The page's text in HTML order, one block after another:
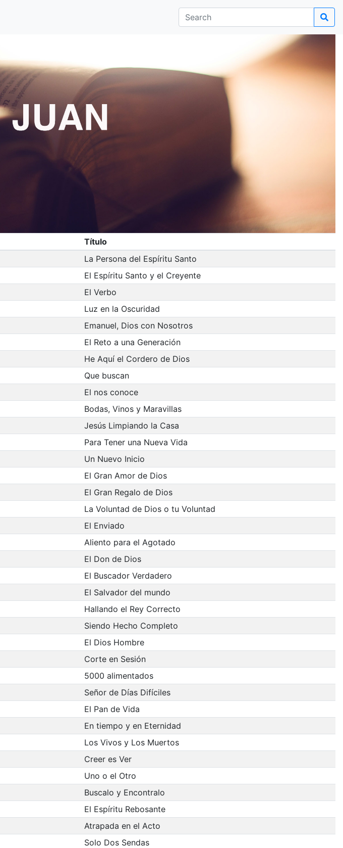
Título
La Persona del Espíritu Santo
El Espíritu Santo y el Creyente
El Verbo
Luz en la Oscuridad
Emanuel, Dios con Nosotros
El Reto a una Generación
He Aquí el Cordero de Dios
Que buscan
El nos conoce
Bodas, Vinos y Maravillas
Jesús Limpiando la Casa
Para Tener una Nueva Vida
Un Nuevo Inicio
El Gran Amor de Dios
El Gran Regalo de Dios
La Voluntad de Dios o tu Voluntad
El Enviado
Aliento para el Agotado
El Don de Dios
El Buscador Verdadero
El Salvador del mundo
Hallando el Rey Correcto
Siendo Hecho Completo
El Dios Hombre
Corte en Sesión
5000 alimentados
Señor de Días Difíciles
El Pan de Vida
En tiempo y en Eternidad
Los Vivos y Los Muertos
Creer es Ver
Uno o el Otro
Buscalo y Encontralo
El Espíritu Rebosante
Atrapada en el Acto
Solo Dos Sendas